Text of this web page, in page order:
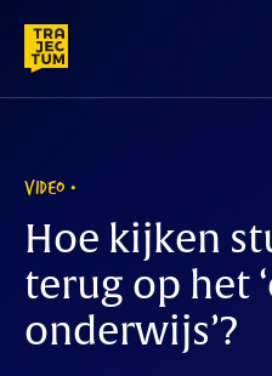
content
VIDEO
Hoe kijken
terug op het
onderwijs’?